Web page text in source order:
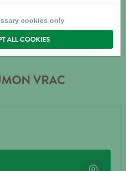
VRAC
cookies only
ALL COOKIES